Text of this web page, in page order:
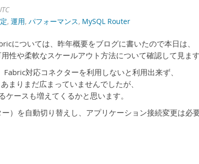
, 運用, パフォーマンス, MySQL Router
については、昨年概要をブログに書いたので本日は、
性や柔軟なスケールアウト方法について確認して見ます
対応コネクターを利用しないと利用出来ず、
まりまだ広まっていませんでしたが、
ースも増えてくるかと思います。
）を自動切り替えし、アプリケーション接続変更は必